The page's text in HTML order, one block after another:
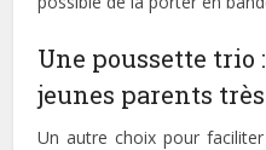
Une poussette trio
jeunes parents
Un autre choix pour